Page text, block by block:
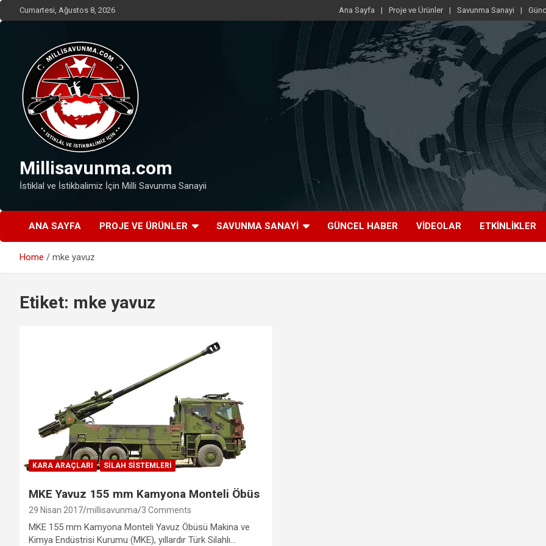
Skip
to
Cumartesi, Ağustos 8, 2026 Ana Sayfa Proje ve Ürünler Savunma Sanayi
Millisavunma.com
İstiklal ve İstikbalimiz İçin Milli Savunma Sanayii
ANA SAYFA PROJE VE ÜRÜNLER SAVUNMA SANAYI GÜNCEL HABER VIDEOLAR ETKINLIKLER
Home mke yavuz
Etiket: mke yavuz
KARA ARAÇLARI SILAH SISTEMLERI
MKE Yavuz 155 mm Kamyona Monteli Öbüs
29 Nisan 2017 millisavunma 3 Comments
MKE 155 mm Kamyona Monteli Yavuz Öbüsü Makina ve
Kimya Endüstrisi Kurumu (MKE), yıllardır Türk Silahlı…